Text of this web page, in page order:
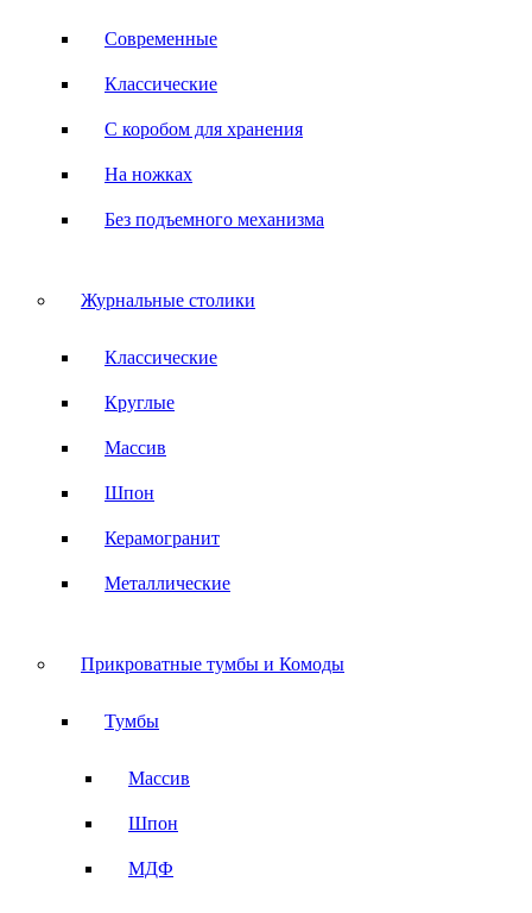
Современные
Классические
С коробом для хранения
На ножках
Без подъемного механизма
Журнальные столики
Классические
Круглые
Массив
Шпон
Керамогранит
Металлические
Прикроватные тумбы и Комоды
Тумбы
Массив
Шпон
МДФ